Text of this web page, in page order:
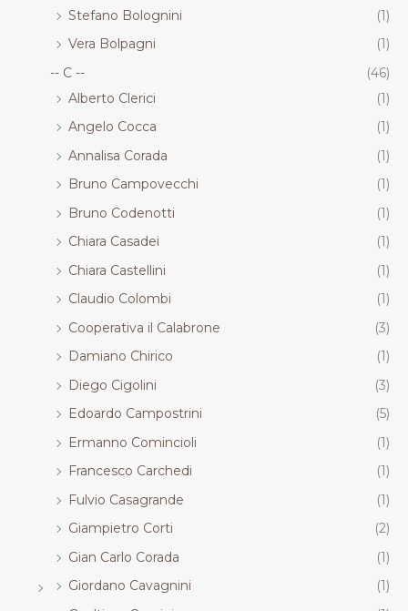
Stefano Bolognini
(1)
Vera Bolpagni
(1)
-- C --
(46)
Alberto Clerici
(1)
Angelo Cocca
(1)
Annalisa Corada
(1)
Bruno Campovecchi
(1)
Bruno Codenotti
(1)
Chiara Casadei
(1)
Chiara Castellini
(1)
Claudio Colombi
(1)
Cooperativa il Calabrone
(3)
Damiano Chirico
(1)
Diego Cigolini
(3)
Edoardo Campostrini
(5)
Ermanno Comincioli
(1)
Francesco Carchedi
(1)
Fulvio Casagrande
(1)
Giampietro Corti
(2)
Gian Carlo Corada
(1)
Giordano Cavagnini
(1)